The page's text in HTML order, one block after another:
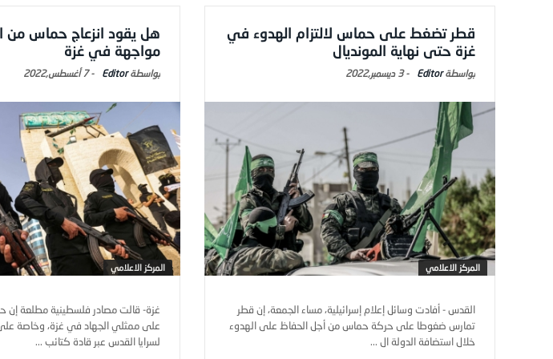
قطر تضغط على حماس لالتزام الهدوء في
غزة حتى نهاية المونديال
Editor
-3 ديسمبر,2022
المركز الاعلامي
القدس - أفادت وسائل إعلام إسرائيلية، مساء الجمعة، إن قطر
تمارس ضغوطا على حركة حماس من أجل الحفاظ على الهدوء
خلال استضافة الدولة ال ...
هل يقود انزعاج حماس من
مواجهة في غزة
Editor
-7 أغسطس,2022
المركز الاعلامي
غزة- قالت مصادر فلسطينية مطلعة
على ممثلي الجهاد في غزة، وخاصة على
لسرايا القدس عبر قادة كتائب ...